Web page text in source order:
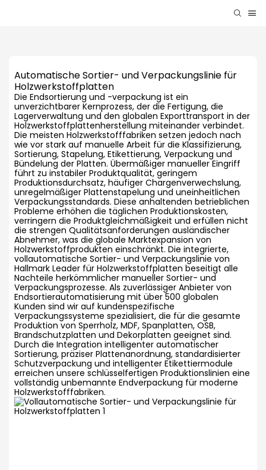
Automatische Sortier- und Verpackungslinie für
Holzwerkstoffplatten
Die Endsortierung und -verpackung ist ein
unverzichtbarer Kernprozess, der die Fertigung, die
Lagerverwaltung und den globalen Exporttransport in der
Holzwerkstoffplattenherstellung miteinander verbindet.
Die meisten Holzwerkstofffabriken setzen jedoch nach
wie vor stark auf manuelle Arbeit für die Klassifizierung,
Sortierung, Stapelung, Etikettierung, Verpackung und
Bündelung der Platten. Übermäßiger manueller Eingriff
führt zu instabiler Produktqualität, geringem
Produktionsdurchsatz, häufiger Chargenverwechslung,
unregelmäßiger Plattenstapelung und uneinheitlichen
Verpackungsstandards. Diese anhaltenden betrieblichen
Probleme erhöhen die täglichen Produktionskosten,
verringern die Produktgleichmäßigkeit und erfüllen nicht
die strengen Qualitätsanforderungen ausländischer
Abnehmer, was die globale Marktexpansion von
Holzwerkstoffprodukten einschränkt. Die integrierte,
vollautomatische Sortier- und Verpackungslinie von
Hallmark Leader für Holzwerkstoffplatten beseitigt alle
Nachteile herkömmlicher manueller Sortier- und
Verpackungsprozesse. Als zuverlässiger Anbieter von
Endsortierautomatisierung mit über 500 globalen
Kunden sind wir auf kundenspezifische
Verpackungssysteme spezialisiert, die für die gesamte
Produktion von Sperrholz, MDF, Spanplatten, OSB,
Brandschutzplatten und Dekorplatten geeignet sind.
Durch die Integration intelligenter automatischer
Sortierung, präziser Plattenanordnung, standardisierter
Schutzverpackung und intelligenter Etikettiermodule
erreichen unsere schlüsselfertigen Produktionslinien eine
vollständig unbemannte Endverpackung für moderne
Holzwerkstofffabriken.